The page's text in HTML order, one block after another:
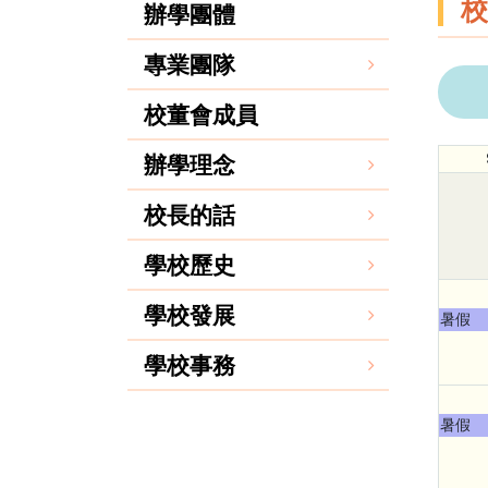
辦學團體
專業團隊
校董會成員
辦學理念
校長的話
學校歷史
學校發展
學校事務
暑假
暑假